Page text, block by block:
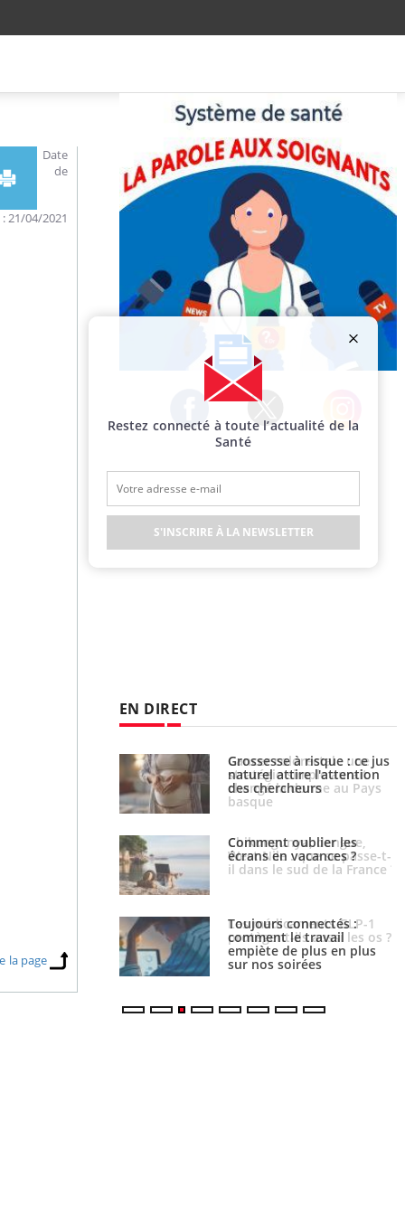
Date
de
21/04/2021
la page
Facebook Twitter
EN DIRECT
à risque : ce jus
oublier les
:
de plus en plus
Cancer colorectal : une
stratégie simple aurait
changé la donne au Pays
basque
Chikungunya, dengue,
West Nile : que se passe-t-
il dans le sud de la France ?
Les médicaments GLP-1
protègent-ils aussi les os ?
Restez connecté à toute l’actualité de la
Santé
S'INSCRIRE À LA NEWSLETTER